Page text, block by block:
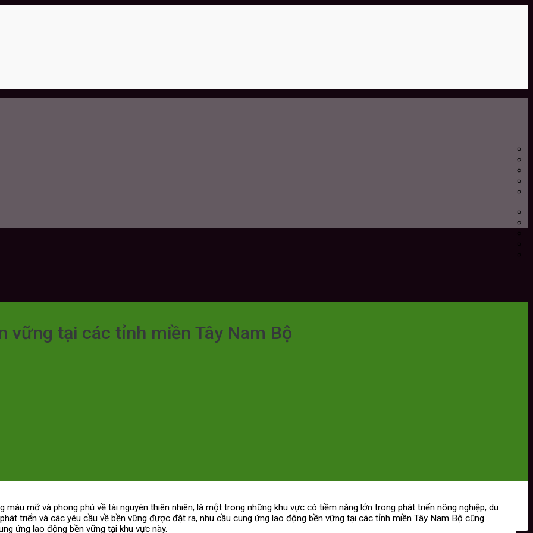
vững tại các tỉnh miền Tây Nam Bộ
mỡ và phong phú về tài nguyên thiên nhiên, là một trong những khu vực có tiềm năng lớn trong phát triển nông nghiệp, du
triển và các yêu cầu về bền vững được đặt ra, nhu cầu cung ứng lao động bền vững tại các tỉnh miền Tây Nam Bộ cũng
ứng lao động bền vững tại khu vực này.